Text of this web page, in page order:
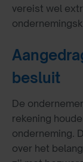
vereist wel
besluit
De
rekening
onderneming.
over het